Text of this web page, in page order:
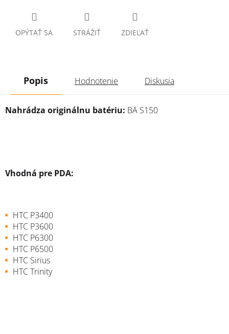
OPÝTAŤ SA STRÁŽIŤ ZDIEĽAŤ
Popis Hodnotenie Diskusia
Nahrádza originálnu batériu: BA S150
Vhodná pre PDA:
HTC P3400
HTC P3600
HTC P6300
HTC P6500
HTC Sirius
HTCTrinity